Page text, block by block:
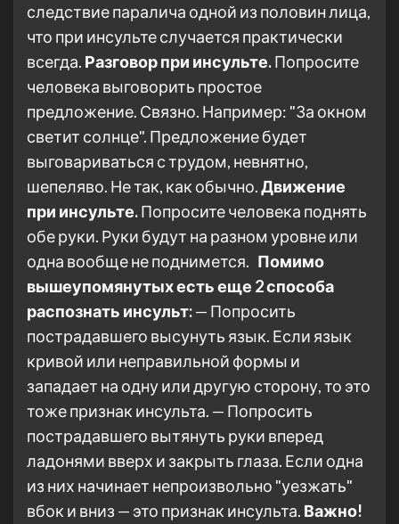
следствие паралича одной из половин лица,
что при инсульте случается практически
всегда. Разговор при инсульте.Попросите
человека выговорить простое
предложение. Связно. Например: "За окном
светит солнце". Предложение будет
выговариваться с трудом, невнятно,
шепеляво. Не так, как обычно.Движение
при инсульте.Попросите человека поднять
обе руки. Руки будут на разном уровне или
одна вообще не поднимется. Помимо
вышеупомянутых есть еще 2 способа
распознать инсульт:— Попросить
пострадавшего высунуть язык. Если язык
кривой или неправильной формы и
западает на одну или другую сторону, то это
тоже признак инсульта. — Попросить
пострадавшего вытянуть руки вперед
ладонями вверх и закрыть глаза. Если одна
из них начинает непроизвольно "уезжать"
вбок и вниз — это признак инсульта. Важно!